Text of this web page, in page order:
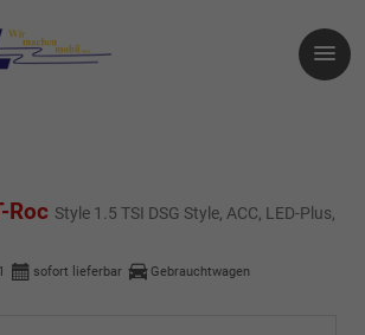
Roc Style 1.5 TSI DSG Style, ACC, LED-Plus,
sofort lieferbar
Gebrauchtwagen